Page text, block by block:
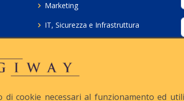
Marketing
IT, Sicurezza e Infrastruttura
Consulenza ICT e Licenze
cookie necessari al funzionamento ed